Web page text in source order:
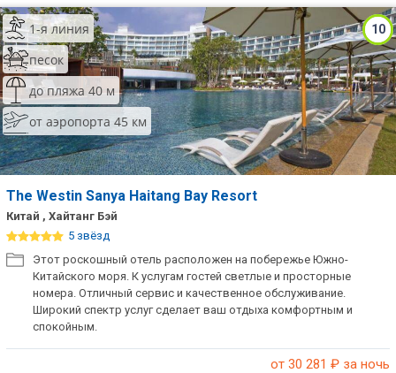
10
1-я линия
песок
до пляжа 40 м
от аэропорта 45 км
The Westin Sanya Haitang Bay Resort
Китай , Хайтанг Бэй
5 звёзд
Этот роскошный отель расположен на побережье Южно-
Китайского моря. К услугам гостей светлые и просторные
номера. Отличный сервис и качественное обслуживание.
Широкий спектр услуг сделает ваш отдыха комфортным и
спокойным.
от 30 281 ₽ за ночь